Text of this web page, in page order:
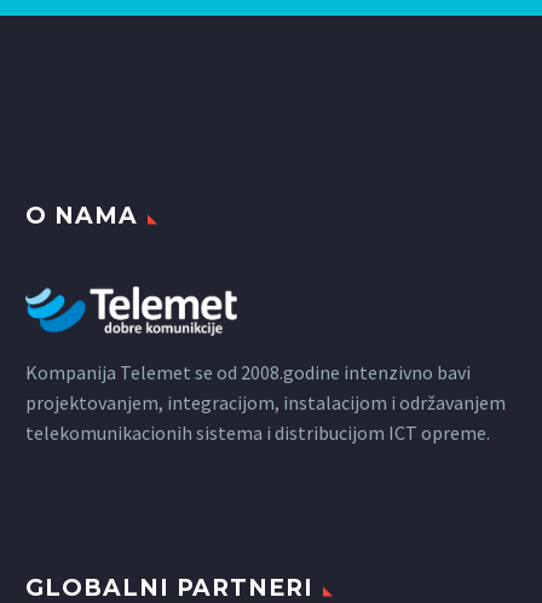
O NAMA
Kompanija Telemet se od 2008.godine intenzivno bavi
projektovanjem, integracijom, instalacijom i održavanjem
telekomunikacionih sistema i distribucijom ICT opreme.
GLOBALNI PARTNERI